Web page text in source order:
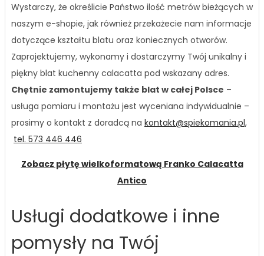
Wystarczy, że określicie Państwo ilość metrów bieżących w
naszym e-shopie, jak również przekażecie nam informacje
dotyczące kształtu blatu oraz koniecznych otworów.
Zaprojektujemy, wykonamy i dostarczymy Twój unikalny i
piękny blat kuchenny calacatta pod wskazany adres.
Chętnie zamontujemy także blat w całej Polsce –
usługa pomiaru i montażu jest wyceniana indywidualnie –
prosimy o kontakt z doradcą na kontakt@spiekomania.pl,
tel. 573 446 446
Zobacz płytę wielkoformatową Franko Calacatta
Antico
Usługi dodatkowe i inne
pomysły na Twój